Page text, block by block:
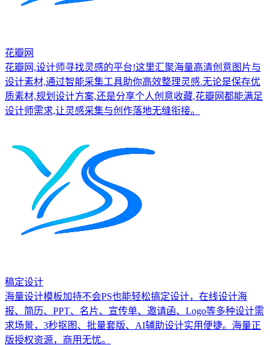
花瓣网
花瓣网,设计师寻找灵感的平台!这里汇聚海量高清创意图片与
设计素材,通过智能采集工具助你高效整理灵感.无论是保存优
质素材,规划设计方案,还是分享个人创意收藏,花瓣网都能满足
设计师需求,让灵感采集与创作落地无缝衔接。
稿定设计
海量设计模板加持不会PS也能轻松搞定设计，在线设计海
报、简历、PPT、名片、宣传单、邀请函、Logo等多种设计需
求场景，3秒抠图、批量套版、AI辅助设计实用便捷。海量正
版授权资源，商用无忧。